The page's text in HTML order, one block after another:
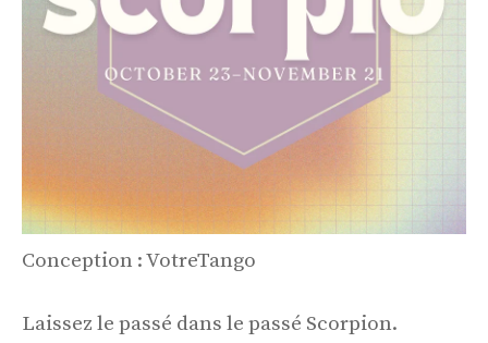
Conception : VotreTango
Laissez le passé dans le passé Scorpion.